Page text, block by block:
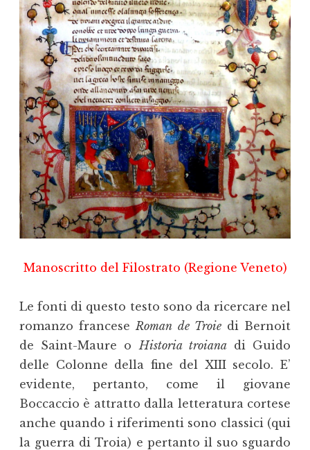
Manoscritto del Filostrato (Regione Veneto)
Le fonti di questo testo sono da ricercare nel
romanzo francese Roman de Troiedi Bernoit
de Saint-Maure o Historia troianadi Guido
delle Colonne della fine del XIII secolo. E’
evidente, pertanto, come il giovane
Boccaccio è attratto dalla letteratura cortese
anche quando i riferimenti sono classici (qui
la guerra di Troia) e pertanto il suo sguardo